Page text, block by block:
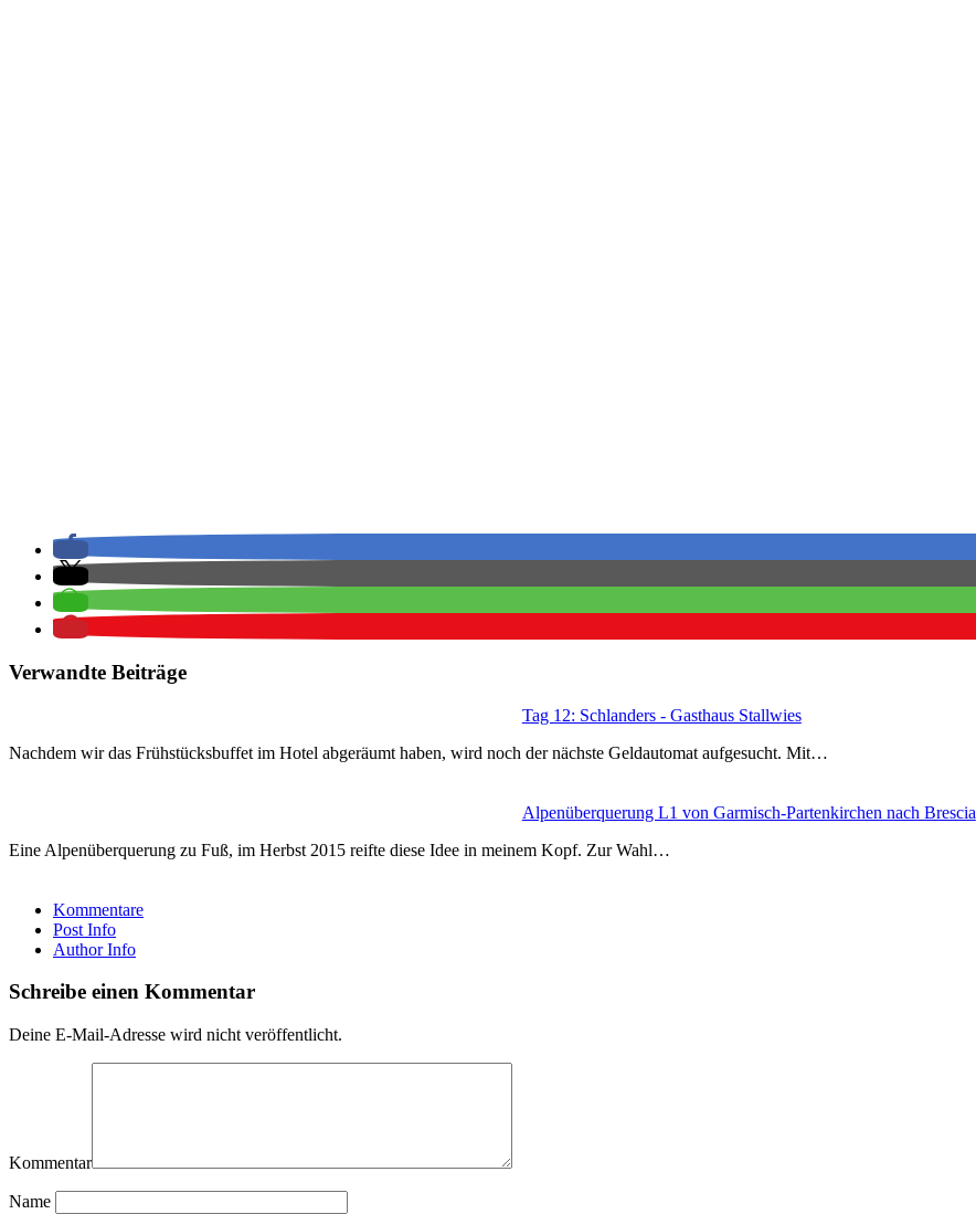
Verwandte Beiträge
Tag 12: Schlanders - Gasthaus Stallwies
Nachdem wir das Frühstücksbuffet im Hotel abgeräumt haben, wird noch der nächste Geldautomat aufgesucht. Mit…
Alpenüberquerung L1 von Garmisch-Partenkirchen nach Brescia
Eine Alpenüberquerung zu Fuß, im Herbst 2015 reifte diese Idee in meinem Kopf. Zur Wahl…
Kommentare
Post Info
Author Info
Schreibe einen Kommentar
Deine E-Mail-Adresse wird nicht veröffentlicht.
Kommentar
Name